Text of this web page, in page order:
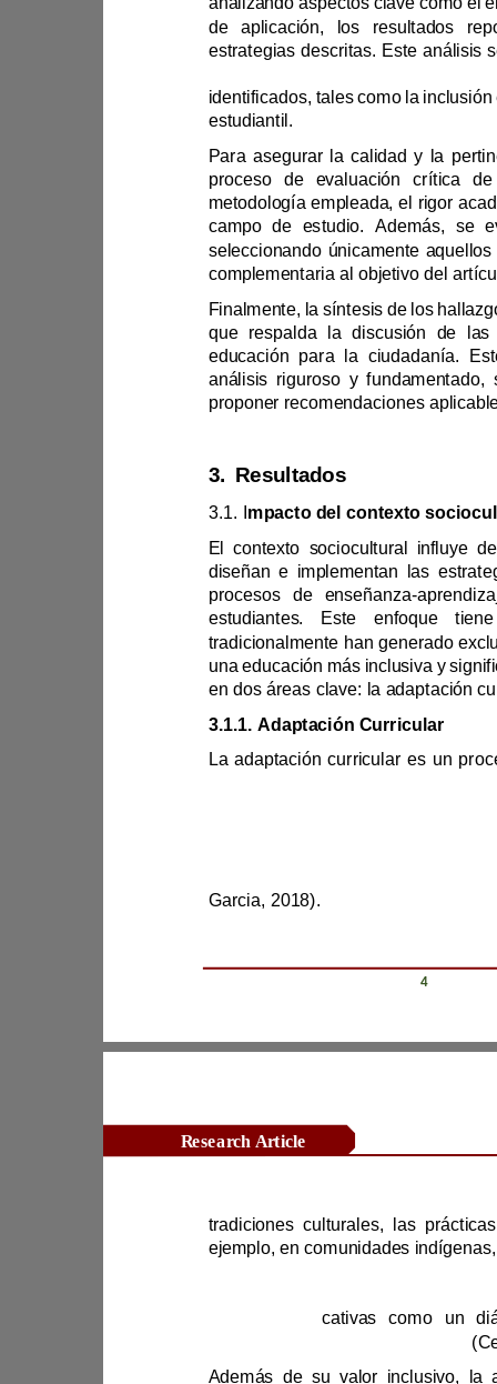
Revista Científica Zambos / Vol. 04
estudiantil.
campo de es
análisis rigu
3. Resultados
procesos de enseñanza-
estudiantes. Este enfoq
Adaptación Curricular
Garcia , 2018).
Research Article
ejemplo, e
(